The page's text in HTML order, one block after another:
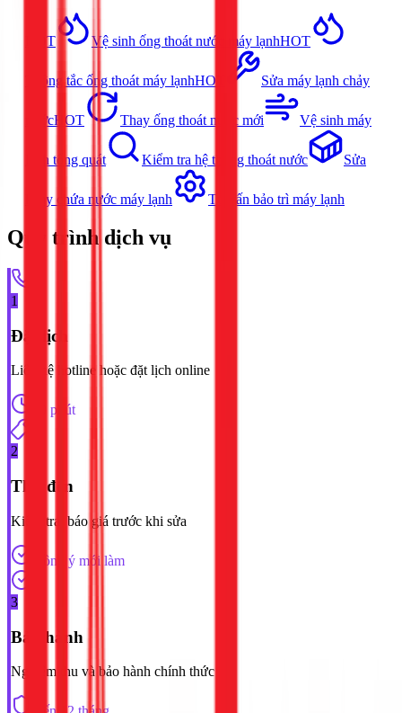
HOT Vệ sinh ống thoát nước máy lạnhHOT
Thông tắc ống thoát máy lạnhHOT Sửa máy lạnh chảy
nướcHOT Thay ống thoát nước mới Vệ sinh máy
lạnh tổng quát Kiểm tra hệ thống thoát nước Sửa
khay chứa nước máy lạnh Tư vấn bảo trì máy lạnh
Quy trình dịch vụ
1
Đặt lịch
Liên hệ hotline hoặc đặt lịch online
30 phút
2
Thợ đến
Kiểm tra, báo giá trước khi sửa
Đồng ý mới làm
3
Bảo hành
Nghiệm thu và bảo hành chính thức